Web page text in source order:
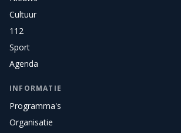
Cultuur
112
Sport
Agenda
INFORMATIE
Programma's
Organisatie